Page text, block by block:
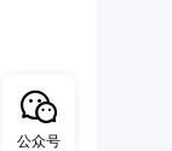
公众号